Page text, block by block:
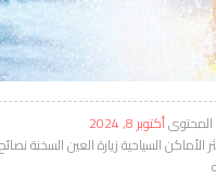
أكتوبر 8, 2024
الأماكن السياحية زيارةالعين السخنة